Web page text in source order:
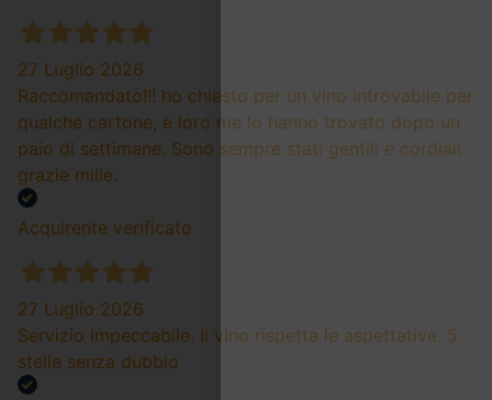
27 Luglio 2026
Raccomandato!!! ho chiesto per un vino introvabile per
qualche cartone, e loro me lo hanno trovato dopo un
paio di settimane. Sono sempre stati gentili e cordiali
grazie mille.
Acquirente verificato
27 Luglio 2026
Servizio impeccabile. Il vino rispetta le aspettative. 5
stelle senza dubbio